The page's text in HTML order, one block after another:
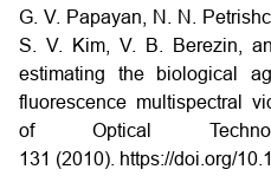
G. V. Papayan, N. N.
S. V. Kim, V. B. Berezin,
estimating the biological
fluorescence multispectral
of Optical
131 (2010). https://doi.org/